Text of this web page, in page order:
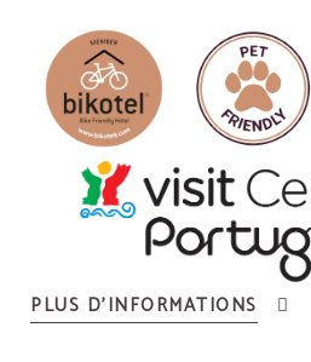
PLUS D’INFORMATIONS